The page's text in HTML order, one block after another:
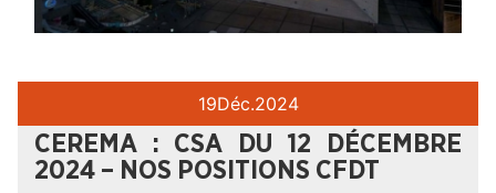
19Déc.2024
CEREMA : CSA DU 12 DÉCEMBRE
2024 – NOS POSITIONS CFDT